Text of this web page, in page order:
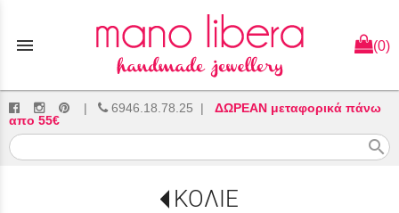
menu (0)
| 6946.18.78.25 | ΔΩΡΕΑΝ μεταφορικά πάνω
απο 55€
search
ΚΟΛΙΕ